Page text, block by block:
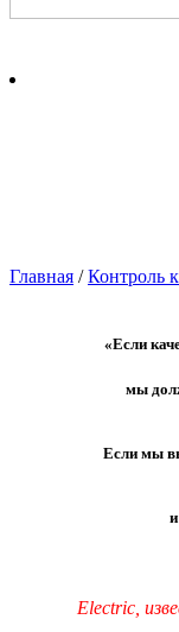
Главная /Контроль
«Если
мы
Если мы
Electric,